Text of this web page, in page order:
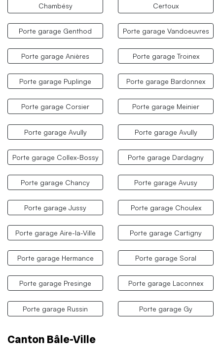
Chambésy
Certoux
Porte garage Genthod Porte garage Vandoeuvres
Porte garage Anières Porte garage Troinex
Porte garage Puplinge Porte garage Bardonnex
Porte garage Corsier Porte garage Meinier
Porte garage Avully Porte garage Avully
Porte garage Collex-Bossy Porte garage Dardagny
Porte garage Chancy Porte garage Avusy
Porte garage Jussy Porte garage Choulex
Porte garage Aire-la-Ville Porte garage Cartigny
Porte garage Hermance Porte garage Soral
Porte garage Presinge Porte garage Laconnex
Porte garage Russin Porte garage Gy
Canton Bâle-Ville